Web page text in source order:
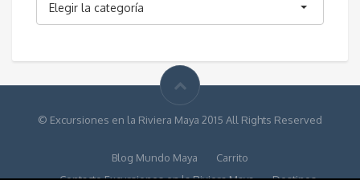
Elegir la categoría
© Excursiones en la Riviera Maya 2015 All Rights Reserved
Blog Mundo Maya
Carrito